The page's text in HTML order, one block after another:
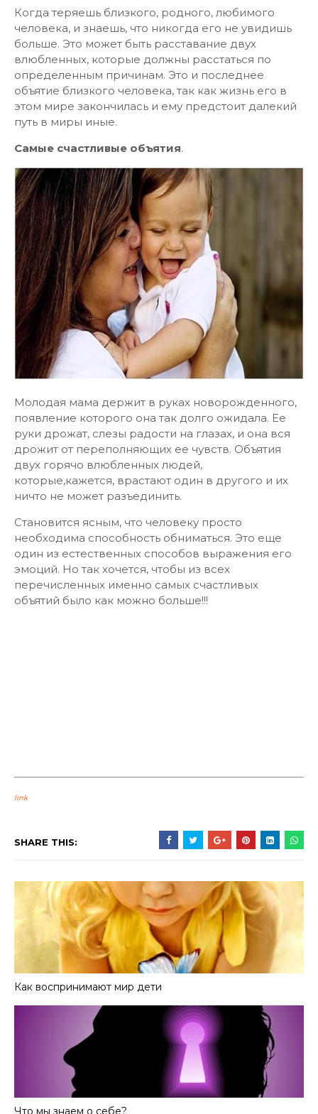
Когда теряешь близкого, родного, любимого
человека, и знаешь, что никогда его не увидишь
больше. Это может быть расставание двух
влюбленных, которые должны расстаться по
определенным причинам. Это и последнее
объятие близкого человека, так как жизнь его в
этом мире закончилась и ему предстоит далекий
путь в миры иные.
Самые счастливые объятия.
Молодая мама держит в руках новорожденного,
появление которого она так долго ожидала. Ее
руки дрожат, слезы радости на глазах, и она вся
дрожит от переполняющих ее чувств. Объятия
двух горячо влюбленных людей,
которые,кажется, врастают один в другого и их
ничто не может разъединить.
Становится ясным, что человеку просто
необходима способность обниматься. Это еще
один из естественных способов выражения его
эмоций. Но так хочется, чтобы из всех
перечисленных именно самых счастливых
объятий было как можно больше!!!
link
SHARE THIS:
Как воспринимают мир дети
Что мы знаем о себе?